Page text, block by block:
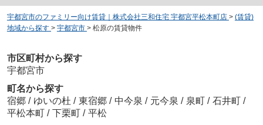
宇都宮市のファミリー向け賃貸｜株式会社三和住宅 宇都宮平松本町店 > (賃貸)
地域から探す > 宇都宮市 > 松原の賃貸物件
市区町村から探す
宇都宮市
町名から探す
宿郷 / ゆいの杜 / 東宿郷 / 中今泉 / 元今泉 / 泉町 / 石井町 /
平松本町 / 下栗町 / 平松